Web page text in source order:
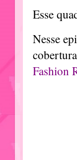
Esse
Nesse
Fashion